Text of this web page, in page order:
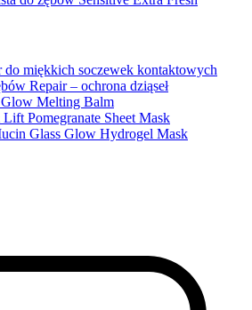
do miękkich soczewek kontaktowych
Repair – ochrona dziąseł
Melting Balm
Pomegranate Sheet Mask
Glass Glow Hydrogel Mask